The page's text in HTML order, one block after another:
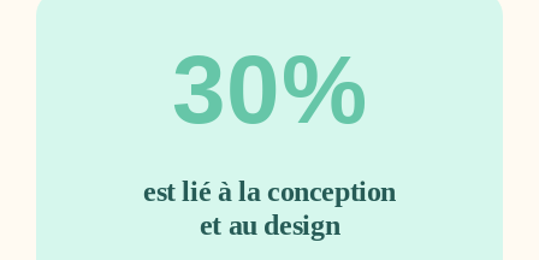
30%
est lié à la conception
et au design